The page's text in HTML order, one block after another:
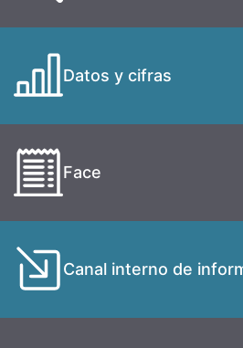
Datos y cifras
Face
Canal interno de